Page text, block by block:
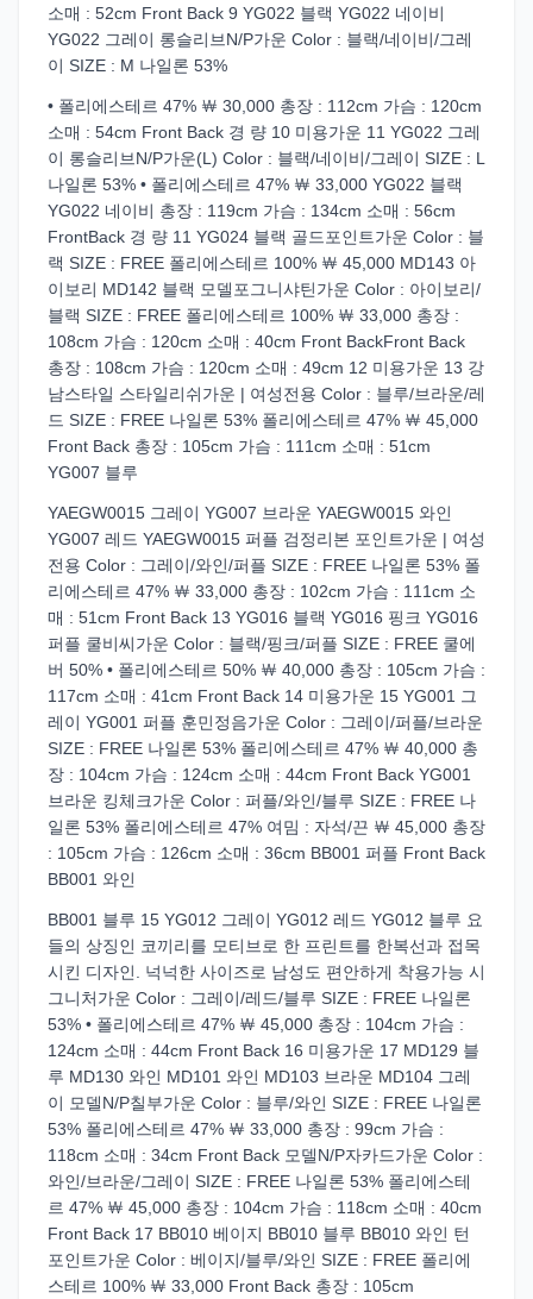
소매 : 52cm Front Back 9 YG022 블랙 YG022 네이비
YG022 그레이 롱슬리브N/P가운 Color : 블랙/네이비/그레
이 SIZE : M 나일론 53%
• 폴리에스테르 47% ￦ 30,000 총장 : 112cm 가슴 : 120cm
소매 : 54cm Front Back 경 량 10 미용가운 11 YG022 그레
이 롱슬리브N/P가운(L) Color : 블랙/네이비/그레이 SIZE : L
나일론 53% • 폴리에스테르 47% ￦ 33,000 YG022 블랙
YG022 네이비 총장 : 119cm 가슴 : 134cm 소매 : 56cm
FrontBack 경 량 11 YG024 블랙 골드포인트가운 Color : 블
랙 SIZE : FREE 폴리에스테르 100% ￦ 45,000 MD143 아
이보리 MD142 블랙 모델포그니샤틴가운 Color : 아이보리/
블랙 SIZE : FREE 폴리에스테르 100% ￦ 33,000 총장 :
108cm 가슴 : 120cm 소매 : 40cm Front BackFront Back
총장 : 108cm 가슴 : 120cm 소매 : 49cm 12 미용가운 13 강
남스타일 스타일리쉬가운 | 여성전용 Color : 블루/브라운/레
드 SIZE : FREE 나일론 53% 폴리에스테르 47% ￦ 45,000
Front Back 총장 : 105cm 가슴 : 111cm 소매 : 51cm
YG007 블루
YAEGW0015 그레이 YG007 브라운 YAEGW0015 와인
YG007 레드 YAEGW0015 퍼플 검정리본 포인트가운 | 여성
전용 Color : 그레이/와인/퍼플 SIZE : FREE 나일론 53% 폴
리에스테르 47% ￦ 33,000 총장 : 102cm 가슴 : 111cm 소
매 : 51cm Front Back 13 YG016 블랙 YG016 핑크 YG016
퍼플 쿨비씨가운 Color : 블랙/핑크/퍼플 SIZE : FREE 쿨에
버 50% • 폴리에스테르 50% ￦ 40,000 총장 : 105cm 가슴 :
117cm 소매 : 41cm Front Back 14 미용가운 15 YG001 그
레이 YG001 퍼플 훈민정음가운 Color : 그레이/퍼플/브라운
SIZE : FREE 나일론 53% 폴리에스테르 47% ￦ 40,000 총
장 : 104cm 가슴 : 124cm 소매 : 44cm Front Back YG001
브라운 킹체크가운 Color : 퍼플/와인/블루 SIZE : FREE 나
일론 53% 폴리에스테르 47% 여밈 : 자석/끈 ￦ 45,000 총장
: 105cm 가슴 : 126cm 소매 : 36cm BB001 퍼플 Front Back
BB001 와인
BB001 블루 15 YG012 그레이 YG012 레드 YG012 블루 요
들의 상징인 코끼리를 모티브로 한 프린트를 한복선과 접목
시킨 디자인. 넉넉한 사이즈로 남성도 편안하게 착용가능 시
그니처가운 Color : 그레이/레드/블루 SIZE : FREE 나일론
53% • 폴리에스테르 47% ￦ 45,000 총장 : 104cm 가슴 :
124cm 소매 : 44cm Front Back 16 미용가운 17 MD129 블
루 MD130 와인 MD101 와인 MD103 브라운 MD104 그레
이 모델N/P칠부가운 Color : 블루/와인 SIZE : FREE 나일론
53% 폴리에스테르 47% ￦ 33,000 총장 : 99cm 가슴 :
118cm 소매 : 34cm Front Back 모델N/P자카드가운 Color :
와인/브라운/그레이 SIZE : FREE 나일론 53% 폴리에스테
르 47% ￦ 45,000 총장 : 104cm 가슴 : 118cm 소매 : 40cm
Front Back 17 BB010 베이지 BB010 블루 BB010 와인 턴
포인트가운 Color : 베이지/블루/와인 SIZE : FREE 폴리에
스테르 100% ￦ 33,000 Front Back 총장 : 105cm